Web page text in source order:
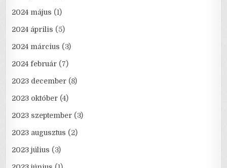
2024 május (1)
2024 április (5)
2024 március (3)
2024 február (7)
2023 december (8)
2023 október (4)
2023 szeptember (3)
2023 augusztus (2)
2023 július (3)